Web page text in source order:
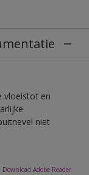
vloeistof en
niet
Download Adobe Reader